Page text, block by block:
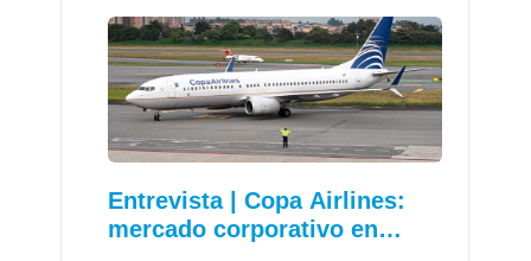
Entrevista | Copa Airlines:
mercado corporativo en…